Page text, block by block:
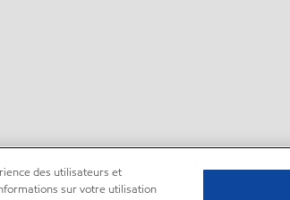
des utilisateurs et
sur votre utilisation